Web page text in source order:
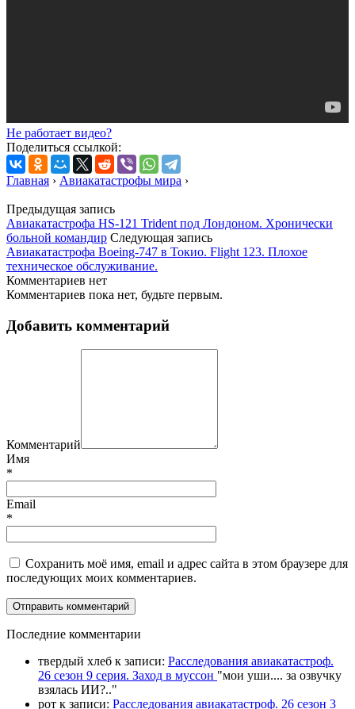
Не работает видео?
Поделиться ссылкой:
Главная › Авиакатастрофы мира ›
Предыдущая запись
Авиакатастрофа HS-121 Trident под Лондоном. Хронически
больной командир Следующая запись
Авиакатастрофа Boeing-747 в Токио. Flight 123. Плохое
техническое обслуживание.
Комментариев нет
Комментариев пока нет, будьте первым.
Добавить комментарий
Комментарий
Имя
*
Email
*
Сохранить моё имя, email и адрес сайта в этом браузере для
последующих моих комментариев.
Последние комментарии
твердый хлеб к записи: Расследования авиакатастроф.
26 сезон 9 серия. Заход в муссон "мои уши.... за озвучку
взялась ИИ?.."
рот к записи: Расследования авиакатастроф. 26 сезон 3